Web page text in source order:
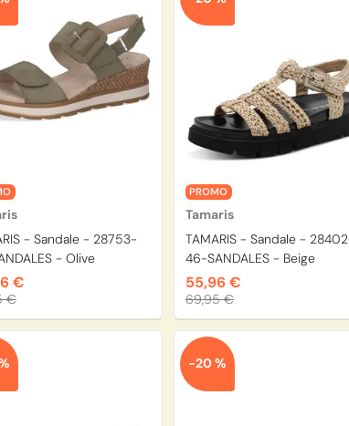
- Sandale - 28753-
- Olive
€
€
PROMO
Tamaris
TAMARIS - Sandale -
46-SANDALES - Beige
55,96 €
69,95 €
-20 %